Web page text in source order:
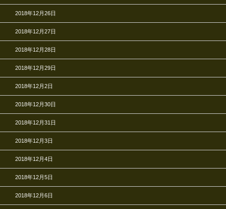
2018年12月26日
2018年12月27日
2018年12月28日
2018年12月29日
2018年12月2日
2018年12月30日
2018年12月31日
2018年12月3日
2018年12月4日
2018年12月5日
2018年12月6日